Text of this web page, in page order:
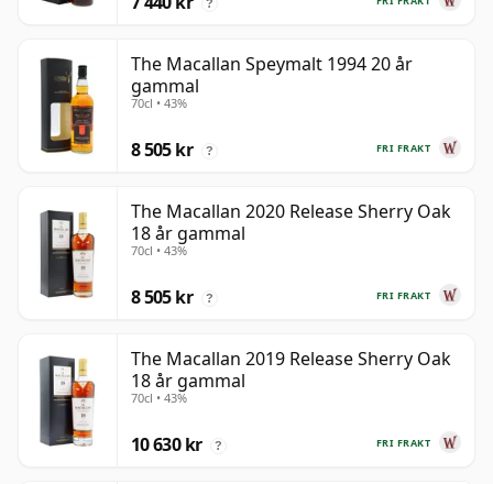
?
The Macallan Speymalt 1994 20 år
gammal
70cl • 43%
FRI FRAKT
8 505 kr ?
The Macallan 2020 Release Sherry Oak
18 år gammal
70cl • 43%
FRI FRAKT
8 505 kr ?
The Macallan 2019 Release Sherry Oak
18 år gammal
70cl • 43%
FRI FRAKT
10 630 kr ?